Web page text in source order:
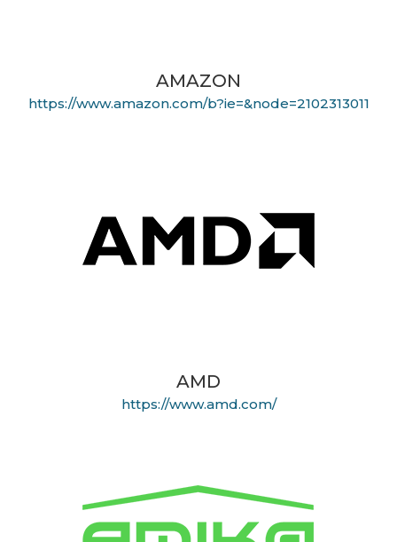
AMAZON
https://www.amazon.com/b?ie=&node=2102313011
AMD
https://www.amd.com/